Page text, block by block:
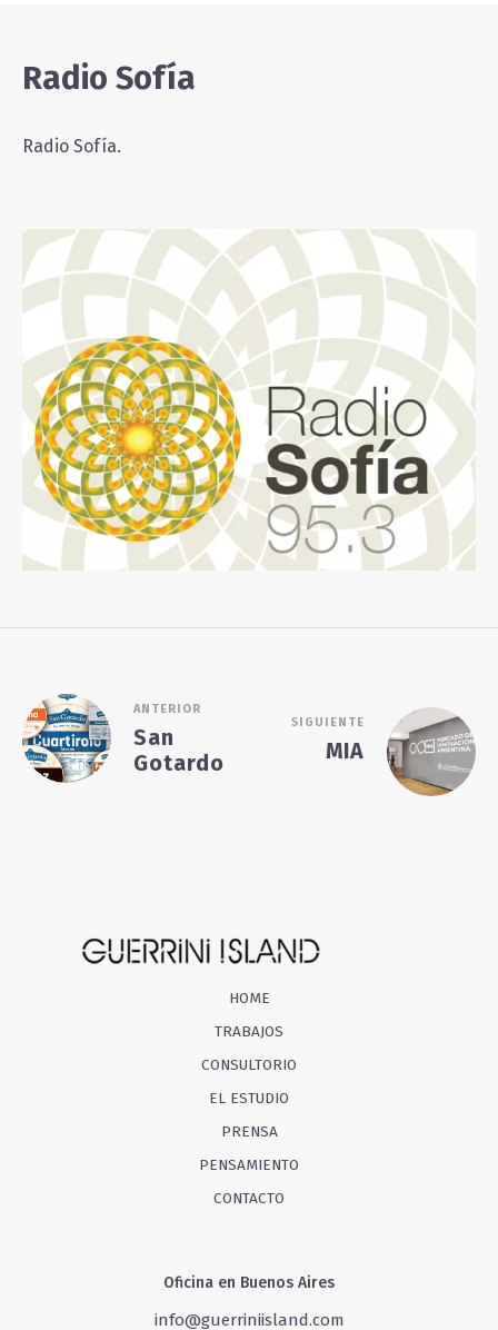
Radio Sofía
Radio Sofía.
ANTERIOR
San
Gotardo
SIGUIENTE
MIA
HOME
TRABAJOS
CONSULTORIO
EL ESTUDIO
PRENSA
PENSAMIENTO
CONTACTO
Oficina en Buenos Aires
info@guerriniisland.com